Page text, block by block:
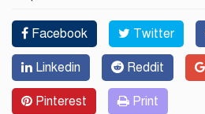
Facebook Twitter
Linkedin Reddit
Pinterest Print